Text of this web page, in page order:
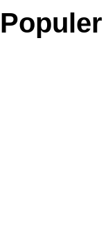
Populer